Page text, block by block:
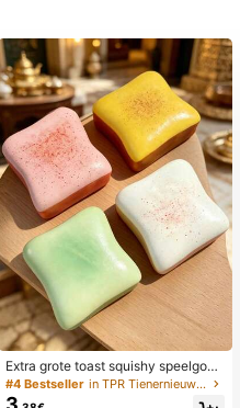
Extra grote toast squishy speelgoe
d, superzachte boter toast stressve
rlichtend knijpspeelgoed, verkrijgba
#4 Bestseller in TPR Tienernieuwigheid en grappenspeelgoed